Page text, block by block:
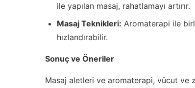
ile yapılan masaj, rahatlamayı artırır.
Masaj Teknikleri: Aromaterapi ile
hızlandırabilir.
Sonuç ve Öneriler
Masaj aletleri ve aromaterapi, vücut ve